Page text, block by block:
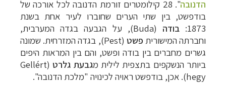
הדנובה". 28 קילומטרים זורמת הדנובה לכל אורכה של
בודפשט, בין שתי הערים שחוברו לעיר אחת בשנת
1873:
בודה (
Buda), על הגבעה בגדה המערבית,
וחברתה המישורית פשט (
Pest), בגדה המזרחית. שמונה
גשרים מחברים בין בודה ופשט, והם בין המראות היפים
ביותר הנשקפים בתצפית לילית מגבעת גלרט(
Gellért
hegy). אכן, בודפשט ראויה לכינויה "מלכת הדנובה".